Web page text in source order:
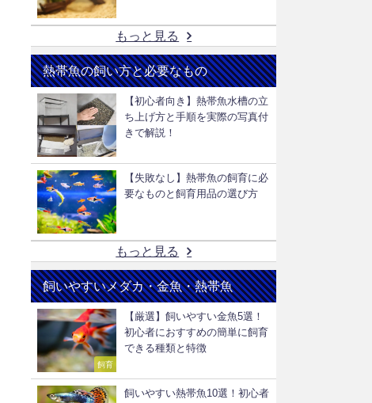
もっと見る
熱帯魚の飼い方と必要なもの
【初心者向き】熱帯魚水槽の立
ち上げ方と手順を実際の写真付
きで解説！
【失敗なし】熱帯魚の飼育に必
要なものと飼育用品の選び方
もっと見る
飼いやすいメダカ・金魚・熱帯魚
飼育
【厳選】飼いやすい金魚5選！
初心者におすすめの簡単に飼育
できる種類と特徴
飼いやすい熱帯魚10選！初心者